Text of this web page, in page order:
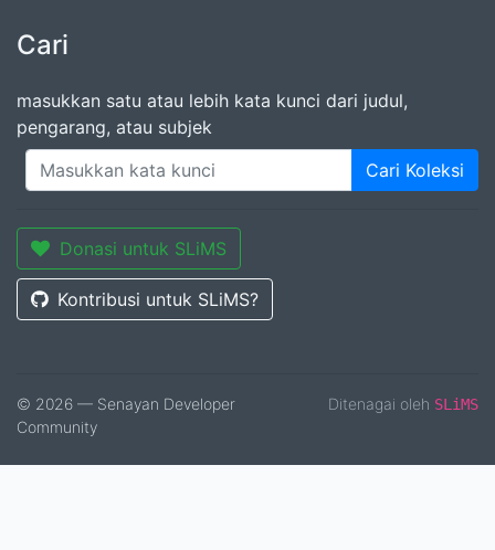
Cari
masukkan satu atau lebih kata kunci dari judul,
pengarang, atau subjek
Cari Koleksi
Donasi untuk SLiMS
Kontribusi untuk SLiMS?
© 2026 — Senayan Developer
Community
Ditenagai oleh SLiMS